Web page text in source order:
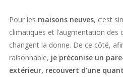
Pour les maisons neuves, c’est
climatiques et l’augmentation des
changent la donne. De ce côté,
raisonnable, je préconise un
extérieur, recouvert d’une